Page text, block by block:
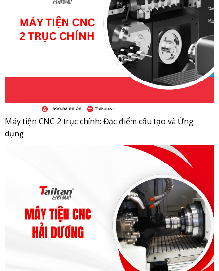
Máy tiện CNC 2 trục chính: Đặc điểm cấu tạo và Ứng
dụng